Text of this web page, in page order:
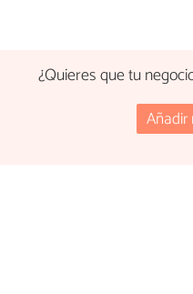
¿Quieres que tu